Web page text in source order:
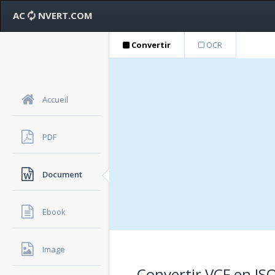
AC NVERT.COM
Accueil
PDF
Document
Ebook
Image
Convertir OCR